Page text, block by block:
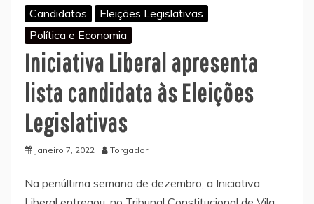
Candidatos
Eleições Legislativas
Política e Economia
Iniciativa Liberal apresenta
lista candidata às Eleições
Legislativas
Janeiro 7, 2022 Torgador
Na penúltima semana de dezembro, a Iniciativa